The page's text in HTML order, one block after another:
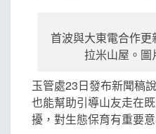
首波與大東電合作
拉米山屋。圖
玉管處23日發布新聞稿
也能幫助引導山友走在
擾，對生態保育有重要意